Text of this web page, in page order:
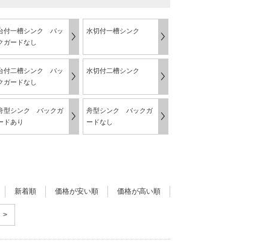
付一槽シンク バッ
ガードなし
水切付一槽シンク
付二槽シンク バッ
ガードなし
水切付二槽シンク
型シンク バックガ
ドあり
舟型シンク バックガ
ードなし
新着順 価格が安い順 価格が高い順
>